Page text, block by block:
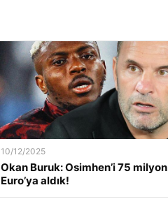
10/12/2025
Okan Buruk: Osimhen’i 75 milyon
Euro’ya aldık!